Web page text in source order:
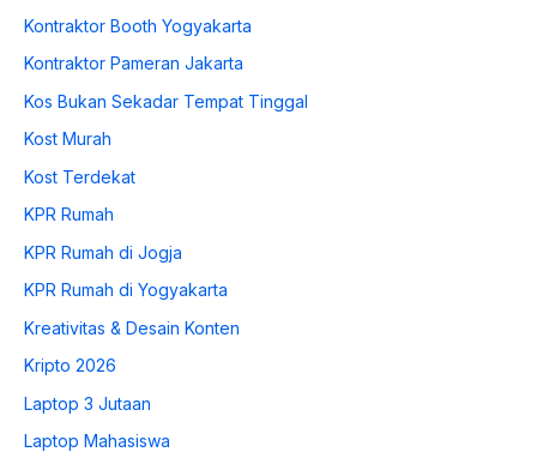
Kontraktor Booth Yogyakarta
Kontraktor Pameran Jakarta
Kos Bukan Sekadar Tempat Tinggal
Kost Murah
Kost Terdekat
KPR Rumah
KPR Rumah di Jogja
KPR Rumah di Yogyakarta
Kreativitas & Desain Konten
Kripto 2026
Laptop 3 Jutaan
Laptop Mahasiswa